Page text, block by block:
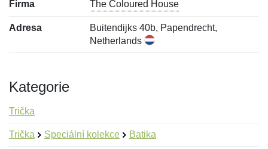
Firma The Coloured House
Adresa
Buitendijks 40b, Papendrecht,
Netherlands
Kategorie
Trička
Trička Speciální kolekce Batika